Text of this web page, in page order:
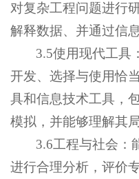
对复杂工程问题进行
解释数据、并通过信
3.5使用现代工具
开发、选择与使用恰
具和信息技术工具，
模拟，并能够理解其局
3.6工程与社会：
进行合理分析，评价